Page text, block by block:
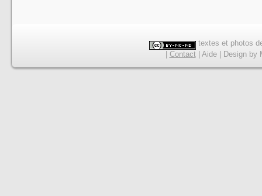
textes et photos
Contact| Aide| Designby